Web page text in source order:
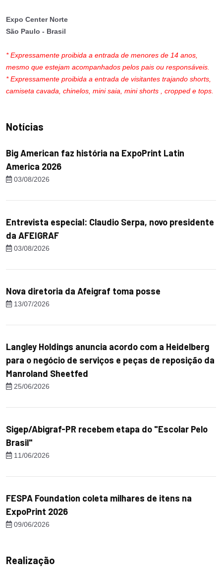
Expo Center Norte
São Paulo - Brasil
* Expressamente proibida a entrada de menores de 14 anos,
mesmo que estejam acompanhados pelos pais ou responsáveis.
* Expressamente proibida a entrada de visitantes trajando shorts,
camiseta cavada, chinelos, mini saia, mini shorts , cropped e tops.
Notícias
Big American faz história na ExpoPrint Latin
America 2026
03/08/2026
Entrevista especial: Claudio Serpa, novo presidente
da AFEIGRAF
03/08/2026
Nova diretoria da Afeigraf toma posse
13/07/2026
Langley Holdings anuncia acordo com a Heidelberg
para o negócio de serviços e peças de reposição da
Manroland Sheetfed
25/06/2026
Sigep/Abigraf-PR recebem etapa do "Escolar Pelo
Brasil"
11/06/2026
FESPA Foundation coleta milhares de itens na
ExpoPrint 2026
09/06/2026
Realização